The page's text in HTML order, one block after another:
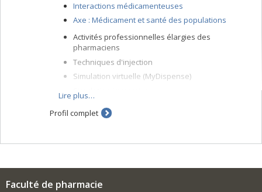
Interactions médicamenteuses
Axe : Médicament et santé des populations
Activités professionnelles élargies des
pharmaciens
Techniques d'injection
Simulation virtuelle (MyDispense)
Simulation immersive
Lire plus…
Profil complet
Faculté de pharmacie